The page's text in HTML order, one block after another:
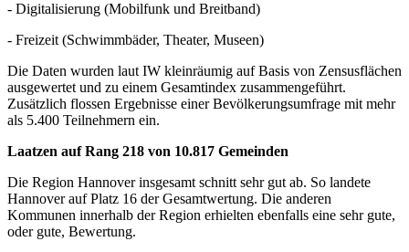
- Digitalisierung (Mobilfunk und Breitband)
- Freizeit (Schwimmbäder, Theater, Museen)
Die Daten wurden laut IW kleinräumig auf Basis von Zensusflächen
ausgewertet und zu einem Gesamtindex zusammengeführt.
Zusätzlich flossen Ergebnisse einer Bevölkerungsumfrage mit mehr
als 5.400 Teilnehmern ein.
Laatzen auf Rang 218 von 10.817 Gemeinden
Die Region Hannover insgesamt schnitt sehr gut ab. So landete
Hannover auf Platz 16 der Gesamtwertung. Die anderen
Kommunen innerhalb der Region erhielten ebenfalls eine sehr gute,
oder gute, Bewertung.